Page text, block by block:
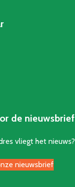
de nieuwsbrief
vliegt het nieuws?
nieuwsbrief